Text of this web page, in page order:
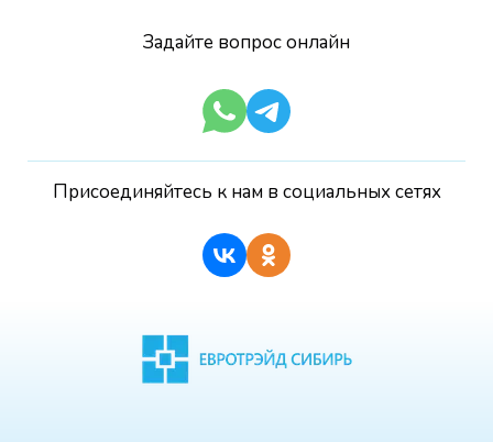
Задайте вопрос онлайн
Присоединяйтесь к нам в социальных сетях